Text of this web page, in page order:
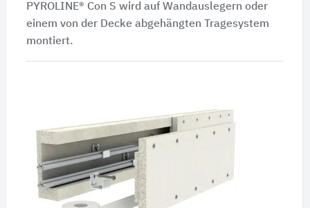
PYROLINE® Con S wird auf Wandauslegern oder
einem von der Decke abgehängten Tragesystem
montiert.